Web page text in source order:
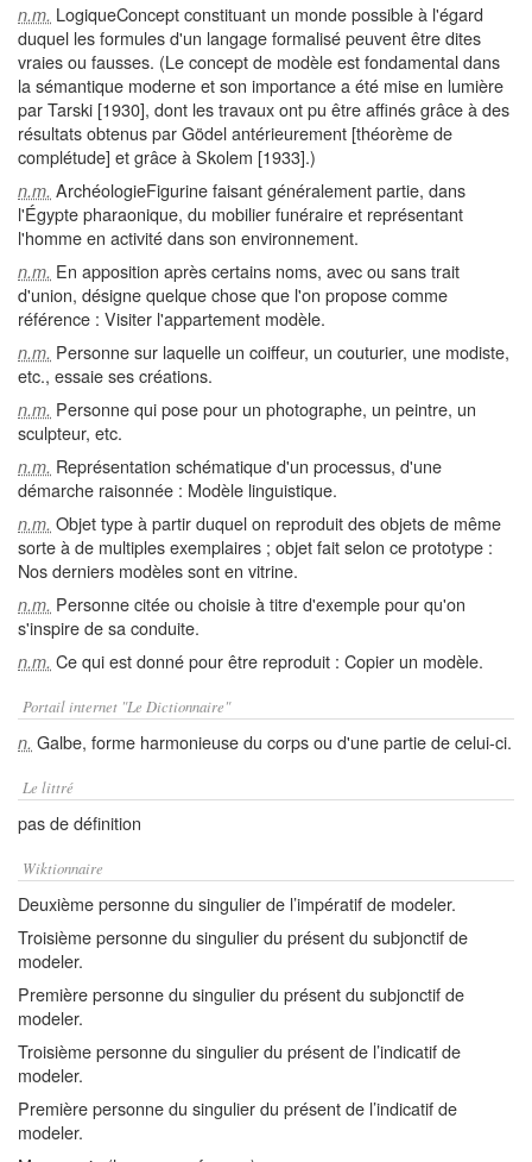
n.m. LogiqueConcept constituant un monde possible à l'égard
duquel les formules d'un langage formalisé peuvent être dites
vraies ou fausses. (Le concept de modèle est fondamental dans
la sémantique moderne et son importance a été mise en lumière
par Tarski [1930], dont les travaux ont pu être affinés grâce à des
résultats obtenus par Gödel antérieurement [théorème de
complétude] et grâce à Skolem [1933].)
n.m. ArchéologieFigurine faisant généralement partie, dans
l'Égypte pharaonique, du mobilier funéraire et représentant
l'homme en activité dans son environnement.
n.m. En apposition après certains noms, avec ou sans trait
d'union, désigne quelque chose que l'on propose comme
référence : Visiter l'appartement modèle.
n.m. Personne sur laquelle un coiffeur, un couturier, une modiste,
etc., essaie ses créations.
n.m. Personne qui pose pour un photographe, un peintre, un
sculpteur, etc.
n.m. Représentation schématique d'un processus, d'une
démarche raisonnée : Modèle linguistique.
n.m. Objet type à partir duquel on reproduit des objets de même
sorte à de multiples exemplaires ; objet fait selon ce prototype :
Nos derniers modèles sont en vitrine.
n.m. Personne citée ou choisie à titre d'exemple pour qu'on
s'inspire de sa conduite.
n.m. Ce qui est donné pour être reproduit : Copier un modèle.
Portail internet "Le Dictionnaire"
n. Galbe, forme harmonieuse du corps ou d'une partie de celui-ci.
Le littré
pas de définition
Wiktionnaire
Deuxième personne du singulier de l’impératif de modeler.
Troisième personne du singulier du présent du subjonctif de
modeler.
Première personne du singulier du présent du subjonctif de
modeler.
Troisième personne du singulier du présent de l’indicatif de
modeler.
Première personne du singulier du présent de l’indicatif de
modeler.